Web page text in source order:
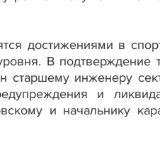
достижениями в
В подтверждение
старшему инженеру
и
и начальнику